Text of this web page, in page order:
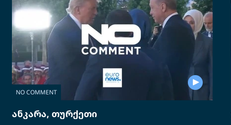
NO COMMENT
ანკარა, თურქეთი